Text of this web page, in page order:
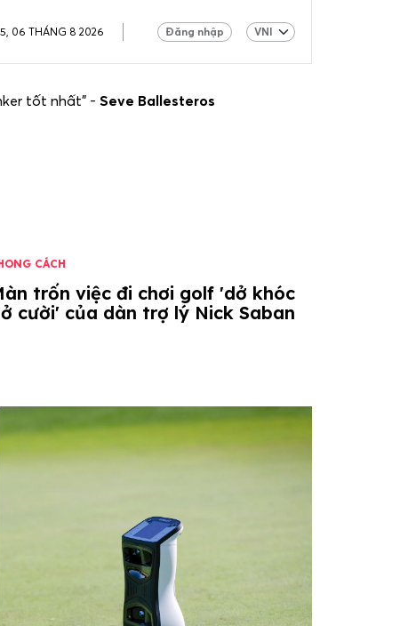
06 THÁNG 8 2026 Đăng nhập
tốt nhất" - Seve Ballesteros
CÁCH
trốn việc đi chơi golf 'dở khóc
cười' của dàn trợ lý Nick Saban